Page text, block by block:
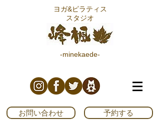
ヨガ&ピラティス
スタジオ
-minekaede-
お問い合わせ 予約する